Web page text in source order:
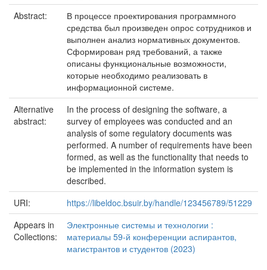
Abstract:
В процессе проектирования программного
средства был произведен опрос сотрудников и
выполнен анализ нормативных документов.
Сформирован ряд требований, а также
описаны функциональные возможности,
которые необходимо реализовать в
информационной системе.
Alternative
abstract:
In the process of designing the software, a
survey of employees was conducted and an
analysis of some regulatory documents was
performed. A number of requirements have been
formed, as well as the functionality that needs to
be implemented in the information system is
described.
URI:
https://libeldoc.bsuir.by/handle/123456789/51229
Appears in
Collections:
Электронные системы и технологии :
материалы 59-й конференции аспирантов,
магистрантов и студентов (2023)